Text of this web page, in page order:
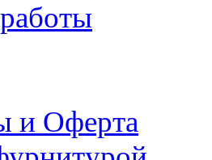
и Оферта